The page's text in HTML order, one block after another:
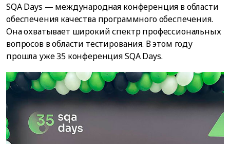
SQA Days — международная конференция в области
обеспечения качества программного обеспечения.
Она охватывает широкий спектр профессиональных
вопросов в области тестирования. В этом году
прошла уже 35 конференция SQA Days.